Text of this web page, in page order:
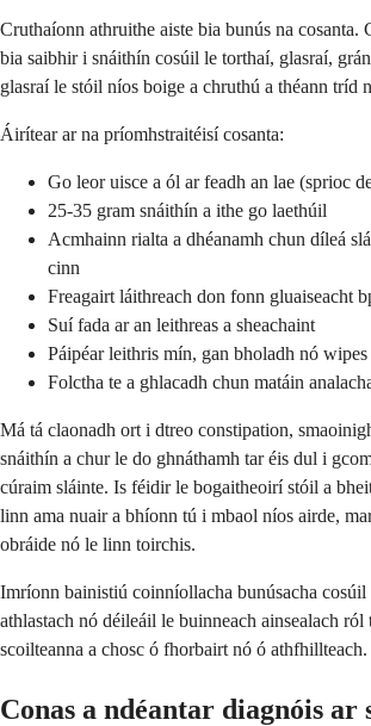
Cruthaíonn athruithe aiste bia bunús na cosanta.
bia saibhir i snáithín cosúil le torthaí, glasraí,
glasraí le stóil níos boige a chruthú a théann tríd
Áirítear ar na príomhstraitéisí cosanta:
Go leor uisce a ól ar feadh an lae (sprioc
25-35 gram snáithín a ithe go laethúil
Acmhainn rialta a dhéanamh chun díleá
cinn
Freagairt láithreach don fonn gluaiseacht
Suí fada ar an leithreas a sheachaint
Páipéar leithris mín, gan bholadh nó
Folctha te a ghlacadh chun matáin
Má tá claonadh ort i dtreo constipation,
snáithín a chur le do ghnáthamh tar éis dul i
cúraim sláinte. Is féidir le bogaitheoirí stóil a
linn ama nuair a bhíonn tú i mbaol níos airde,
obráide nó le linn toirchis.
Imríonn bainistiú coinníollacha bunúsacha cosúil
athlastach nó déileáil le buinneach ainsealach ról
scoilteanna a chosc ó fhorbairt nó ó athfhillteach.
Conas a ndéantar diagnóis ar